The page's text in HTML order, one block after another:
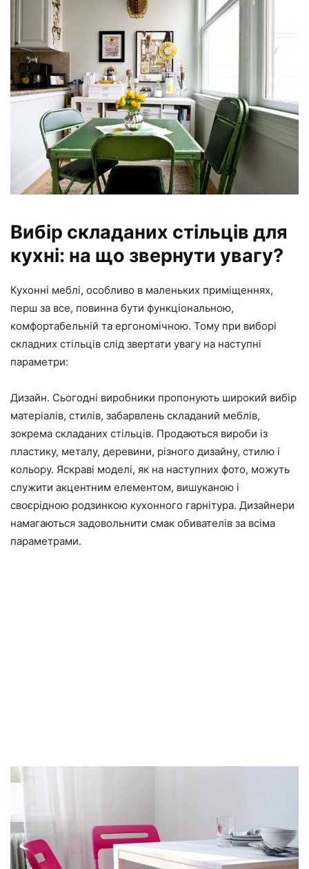
Вибір складаних стільців для
кухні: на що звернути увагу?
Кухонні меблі, особливо в маленьких приміщеннях,
перш за все, повинна бути функціональною,
комфортабельній та ергономічною. Тому при виборі
складних стільців слід звертати увагу на наступні
параметри:
Дизайн. Сьогодні виробники пропонують широкий вибір
матеріалів, стилів, забарвлень складаний меблів,
зокрема складаних стільців. Продаються вироби із
пластику, металу, деревини, різного дизайну, стилю і
кольору. Яскраві моделі, як на наступних фото, можуть
служити акцентним елементом, вишуканою і
своєрідною родзинкою кухонного гарнітура. Дизайнери
намагаються задовольнити смак обивателів за всіма
параметрами.